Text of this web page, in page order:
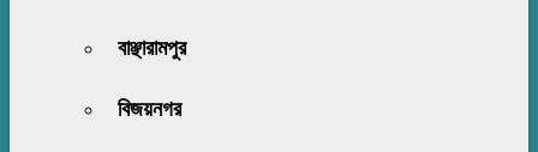
বাঞ্ছারামপুর
বিজয়নগর